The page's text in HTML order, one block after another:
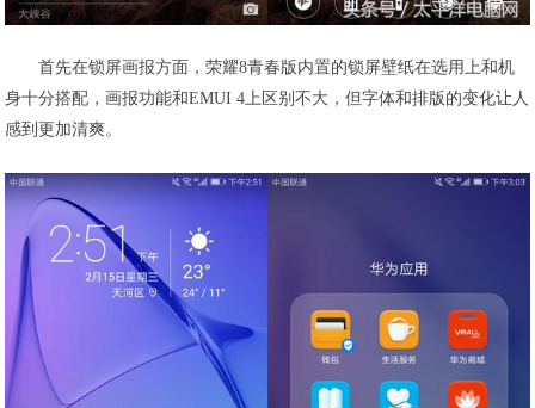
首先在锁屏画报方面，荣耀8青春版内置的锁屏壁纸在选用上和机
身十分搭配，画报功能和EMUI 4上区别不大，但字体和排版的变化让人
感到更加清爽。